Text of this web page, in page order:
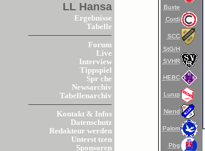
LL Hansa
Ergebnisse
Tabelle
Forum
Live
Interview
Tippspiel
Spr che
Newsarchiv
Tabellenarchiv
Kontakt & Infos
Datenschutz
Redakteur werden
Unterst tzen
Sponsoren
Buxte
Cordi
SCC
StG/H
SVHR
HEBC
Lurup
Niend
Palom
Pbg